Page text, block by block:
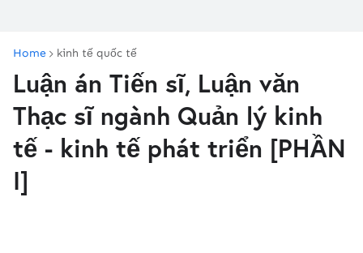
Home kinh tế quốc tế
Luận án Tiến sĩ, Luận văn
Thạc sĩ ngành Quản lý kinh
tế - kinh tế phát triển [PHẦN
I]